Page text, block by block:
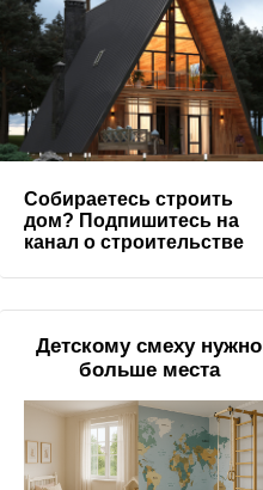
Собираетесь строить
дом? Подпишитесь на
канал о строительстве
Детскому смеху нужно
больше места